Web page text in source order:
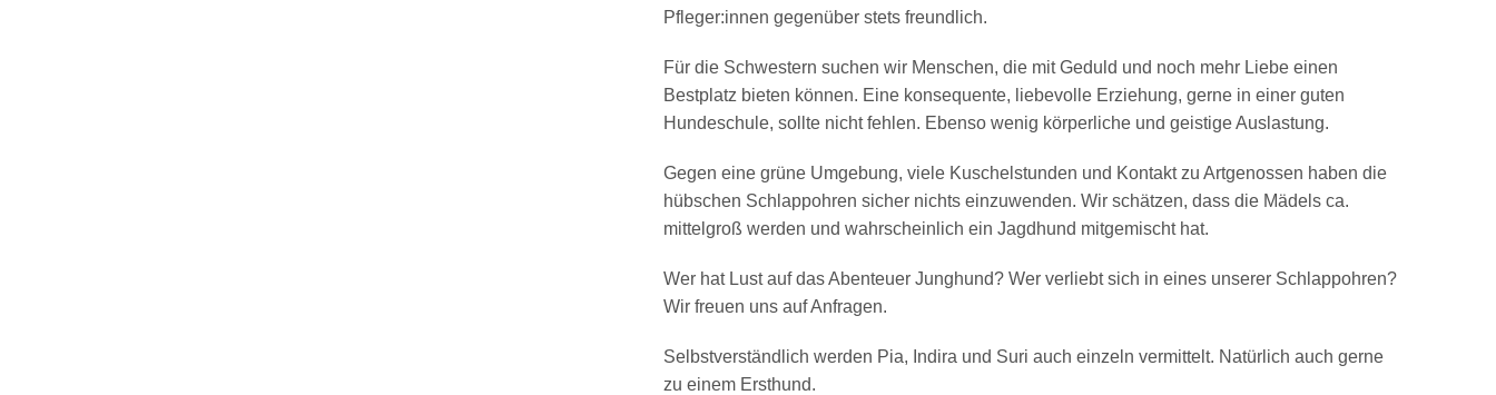
Pfleger:innen gegenüber stets freundlich.
Für die Schwestern suchen wir Menschen, die mit Geduld und noch mehr Liebe einen
Bestplatz bieten können. Eine konsequente, liebevolle Erziehung, gerne in einer guten
Hundeschule, sollte nicht fehlen. Ebenso wenig körperliche und geistige Auslastung.
Gegen eine grüne Umgebung, viele Kuschelstunden und Kontakt zu Artgenossen haben die
hübschen Schlappohren sicher nichts einzuwenden. Wir schätzen, dass die Mädels ca.
mittelgroß werden und wahrscheinlich ein Jagdhund mitgemischt hat.
Wer hat Lust auf das Abenteuer Junghund? Wer verliebt sich in eines unserer Schlappohren?
Wir freuen uns auf Anfragen.
Selbstverständlich werden Pia, Indira und Suri auch einzeln vermittelt. Natürlich auch gerne
zu einem Ersthund.